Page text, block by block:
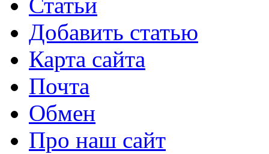
Статьи
Добавить статью
Карта сайта
Почта
Обмен
Про наш сайт